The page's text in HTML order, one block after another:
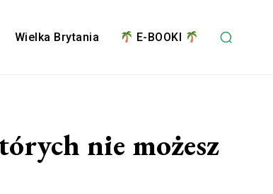
Wielka Brytania E-BOOKI
nie możesz